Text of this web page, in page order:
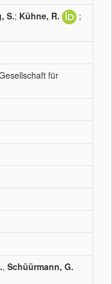
S.; Kühne, R.
;
für
, Schüürmann, G.